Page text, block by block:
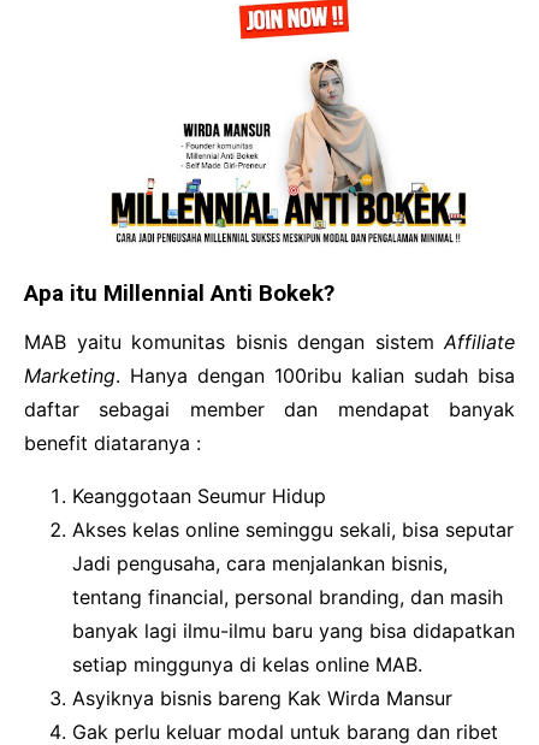
Apa itu Millennial Anti Bokek?
MAB yaitu komunitas bisnis dengan sistem Affiliate
Marketing. Hanya dengan 100ribu kalian sudah bisa
daftar sebagai member dan mendapat banyak
benefit diataranya :
Keanggotaan Seumur Hidup
Akses kelas online seminggu sekali, bisa seputar
Jadi pengusaha, cara menjalankan bisnis,
tentang financial, personal branding, dan masih
banyak lagi ilmu-ilmu baru yang bisa didapatkan
setiap minggunya di kelas online MAB.
Asyiknya bisnis bareng Kak Wirda Mansur
Gak perlu keluar modal untuk barang dan ribet